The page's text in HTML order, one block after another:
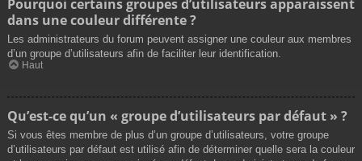
Pourquoi certains groupes d’utilisateurs apparaissent
dans une couleur différente ?
Les administrateurs du forum peuvent assigner une couleur aux membres
d’un groupe d’utilisateurs afin de faciliter leur identification.
Haut
Qu’est-ce qu’un « groupe d’utilisateurs par défaut » ?
Si vous êtes membre de plus d’un groupe d’utilisateurs, votre groupe
d’utilisateurs par défaut est utilisé afin de déterminer quelle sera la couleur